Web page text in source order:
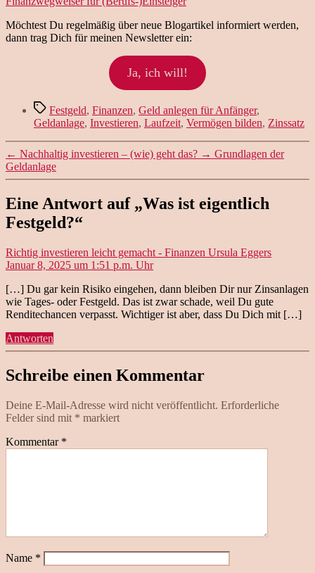
Möchtest Du regelmäßig über neue Blogartikel informiert werden,
dann trag Dich für meinen Newsletter ein:
Ja, ich will!
Schlagwörter
Festgeld, Finanzen, Geld anlegen für Anfänger,
Geldanlage, Investieren, Laufzeit, Vermögen bilden, Zinssatz
← Nachhaltig investieren – (wie) geht das? → Grundlagen der
Geldanlage
Eine Antwort auf „Was ist eigentlich
Festgeld?“
Richtig investieren leicht gemacht - Finanzen Ursula Eggerssagt:
Januar 8, 2025 um 1:51 p.m. Uhr
[…] Du gar kein Risiko eingehen, dann bleiben Dir nur Zinsanlagen
wie Tages- oder Festgeld. Das ist zwar schade, weil Du gute
Renditechancen verpasst. Wichtiger ist aber, dass Du Dich mit […]
Antworten
Schreibe einen Kommentar
Deine E-Mail-Adresse wird nicht veröffentlicht. Erforderliche
Felder sind mit * markiert
Kommentar *
Name *